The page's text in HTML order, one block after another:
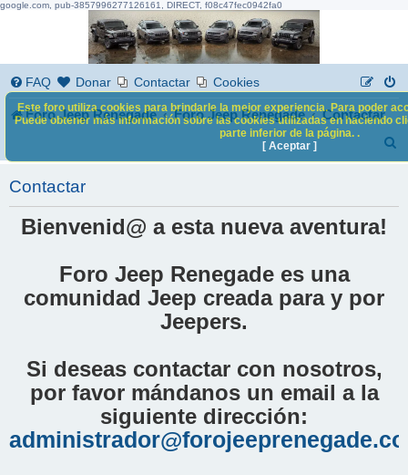
google.com, pub-3857996277126161, DIRECT, f08c47fec0942fa0
FAQ Donar Contactar Cookies
Foro Jeep Renegade Foro Jeep Renegade Contactar
Contactar
Bienvenid@ a esta nueva aventura!
Foro Jeep Renegade es una
comunidad Jeep creada para y por
Jeepers.
Si deseas contactar con nosotros,
por favor mándanos un email a la
siguiente dirección:
Este foro utiliza cookies para brindarle la mejor experiencia. Para poder
Puede obtener más información sobre las cookies utilizadas en haciendo
parte inferior de la página. .
[ Aceptar ]